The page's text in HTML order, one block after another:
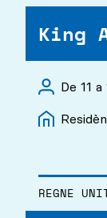
King
De 11
REGNE